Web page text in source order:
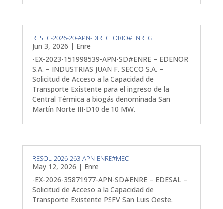
RESFC-2026-20-APN-DIRECTORIO#ENREGE
Jun 3, 2026 | Enre
-EX-2023-151998539-APN-SD#ENRE – EDENOR
S.A. – INDUSTRIAS JUAN F. SECCO S.A. –
Solicitud de Acceso a la Capacidad de
Transporte Existente para el ingreso de la
Central Térmica a biogás denominada San
Martín Norte III-D10 de 10 MW.
RESOL-2026-263-APN-ENRE#MEC
May 12, 2026 | Enre
-EX-2026-35871977-APN-SD#ENRE – EDESAL –
Solicitud de Acceso a la Capacidad de
Transporte Existente PSFV San Luis Oeste.